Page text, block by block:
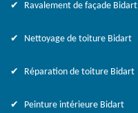
Ravalement de façade Bidart
Nettoyage de toiture Bidart
Réparation de toiture Bidart
Peinture intérieure Bidart